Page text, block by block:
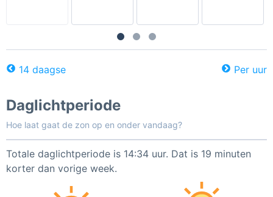
14 daagse Per uur
Daglichtperiode
Hoe laat gaat de zon op en onder vandaag?
Totale daglichtperiode is 14:34 uur. Dat is 19 minuten
korter dan vorige week.